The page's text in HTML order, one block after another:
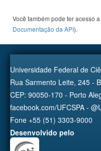
Você também pode ter acesso
Documentação da API).
Universidade Federal de
Rua Sarmento Leite, 245 -
CEP: 90050-170 - Porto
facebook.com/UFCSPA -
Fone +55 (51) 3303-9000
Desenvolvido pelo